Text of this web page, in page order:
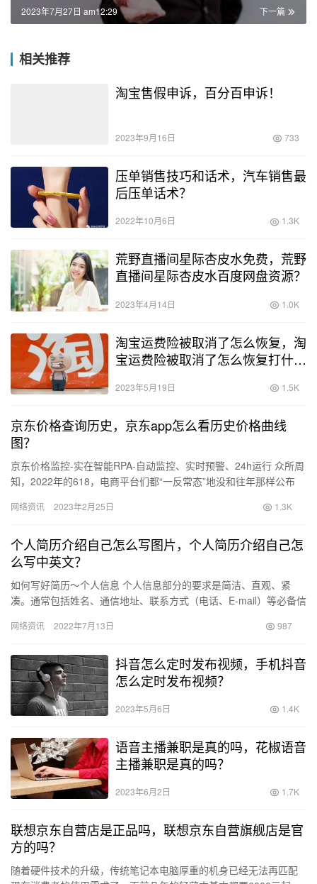
下一篇
2023年7月27日 am12:29
相关推荐
淘宝售假申诉，百分百申诉！
2023年9月16日 733
压单销售技巧和话术，汽车销售最
后压单话术？
2022年10月6日 1.3K
荒野直播间星际杏皮水免费，荒野
直播间星际杏皮水百度网盘资源？
2023年4月14日 1.0K
淘宝运费险被取消了怎么恢复，淘
宝运费险被取消了怎么恢复打什么
2023年5月19日 1.5K
京东价格查询历史，京东app怎么看历史价格曲线
图？
京东价格监控-实在智能RPA-自动监控、实时预警、24h运行 众所周
知，2022年的618，电商平台们都“一反常态”地没和往年那样公布
网络资讯 2023年2月25日 1.3K
个人简历介绍自己怎么写图片，个人简历介绍自己怎
么写中英文？
如何写好简历～个人信息 个人信息部分的要求是简洁、直观、紧
凑。通常包括姓名、通信地址、联系方式（电话、E-mail）等必备信
网络资讯 2022年7月13日 987
抖音怎么定时发布视频，手机抖音
怎么定时发布视频？
2023年5月6日 1.4K
语音主播兼职是真的吗，花椒语音
主播兼职是真的吗？
2023年6月2日 1.7K
联想京东自营店是正品吗，联想京东自营旗舰店是官
方的吗？
随着硬件技术的升级，传统笔记本电脑厚重的机身已经无法再匹配